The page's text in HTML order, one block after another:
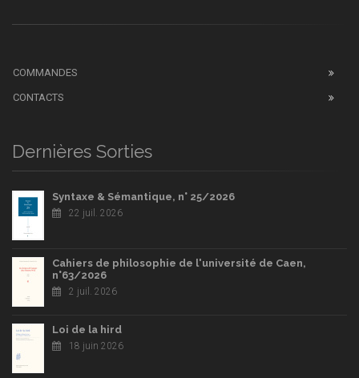
COMMANDES
CONTACTS
Dernières Sorties
Syntaxe & Sémantique, n° 25/2026
22 juil. 2026
Cahiers de philosophie de l'université de Caen,
n°63/2026
2 juil. 2026
Loi de la hird
18 juin 2026